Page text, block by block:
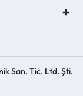
San. Tic. Ltd. Şti.